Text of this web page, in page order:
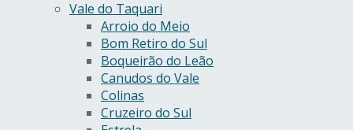
Vale do Taquari
Arroio do Meio
Bom Retiro do Sul
Boqueirão do Leão
Canudos do Vale
Colinas
Cruzeiro do Sul